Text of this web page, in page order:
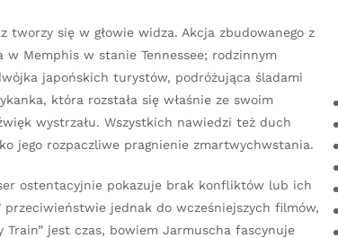
tworzy się w głowie widza. Akcja zbudowanego z
Memphis w stanie Tennessee; rodzinnym
japońskich turystów, podróżująca śladami
która rozstała się właśnie ze swoim
wystrzału. Wszystkich nawiedzi też duch
jego rozpaczliwe pragnienie zmartwychwstania.
ostentacyjnie pokazuje brak konfliktów lub ich
jednak do wcześniejszych filmów,
Train” jest czas, bowiem Jarmuscha fascynuje